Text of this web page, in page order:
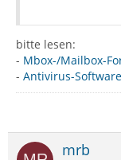
bitte lesen:
- Mbox-/Mailbox-
- Antivirus-
mrb